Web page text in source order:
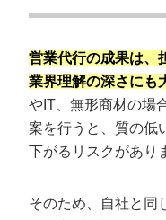
営業代行の成果は、
業界理解の深さにも
やIT、無形商材の場
案を行うと、質の低
下がるリスクがあり
そのため、自社と同